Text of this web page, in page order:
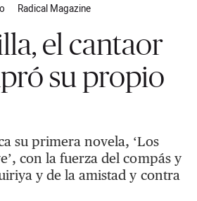
Radical Magazine
el cantaor
su propio
su primera novela, ‘Los
con la fuerza del compás y
y de la amistad y contra